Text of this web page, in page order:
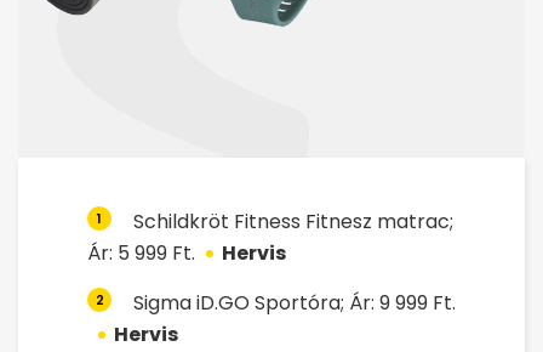
1
Schildkröt Fitness Fitnesz matrac;
Ár: 5 999 Ft.
Hervis
2
Sigma iD.GO Sportóra; Ár: 9 999 Ft.
Hervis